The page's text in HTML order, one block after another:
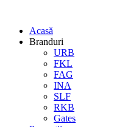
Acasă
Branduri
URB
FKL
FAG
INA
SLF
RKB
Gates